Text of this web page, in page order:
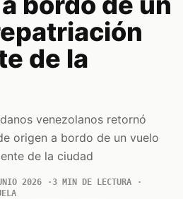
de la
venezolanos retornó
origen a bordo de un vuelo
de la ciudad
2026
3 MIN DE LECTURA